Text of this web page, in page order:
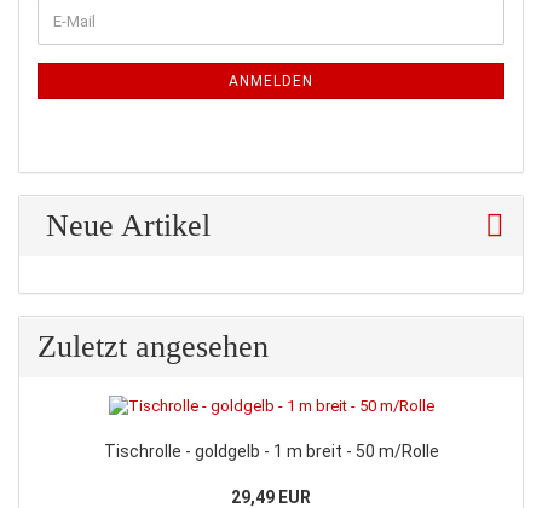
ZUR
NEWSLETTER-
E-
Mail
ANMELDEN
Neue Artikel
Zuletzt angesehen
Tischrolle - goldgelb - 1 m breit - 50 m/Rolle
29,49 EUR